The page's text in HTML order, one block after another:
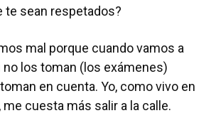
te sean respetados?
mal porque cuando vamos a
no los toman (los exámenes)
en cuenta. Yo, como vivo en
cuesta más salir a la calle.